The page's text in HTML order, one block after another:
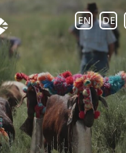
EN DE